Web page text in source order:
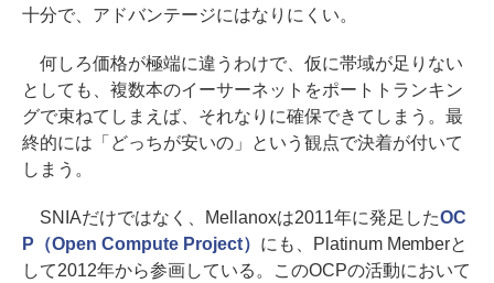
十分で、アドバンテージにはなりにくい。
何しろ価格が極端に違うわけで、仮に帯域が足りない
としても、複数本のイーサーネットをポートトランキン
グで束ねてしまえば、それなりに確保できてしまう。最
終的には「どっちが安いの」という観点で決着が付いて
しまう。
SNIAだけではなく、Mellanoxは2011年に発足したOC
P（Open Compute Project） にも、Platinum Memberと
して2012年から参画している。このOCPの活動において